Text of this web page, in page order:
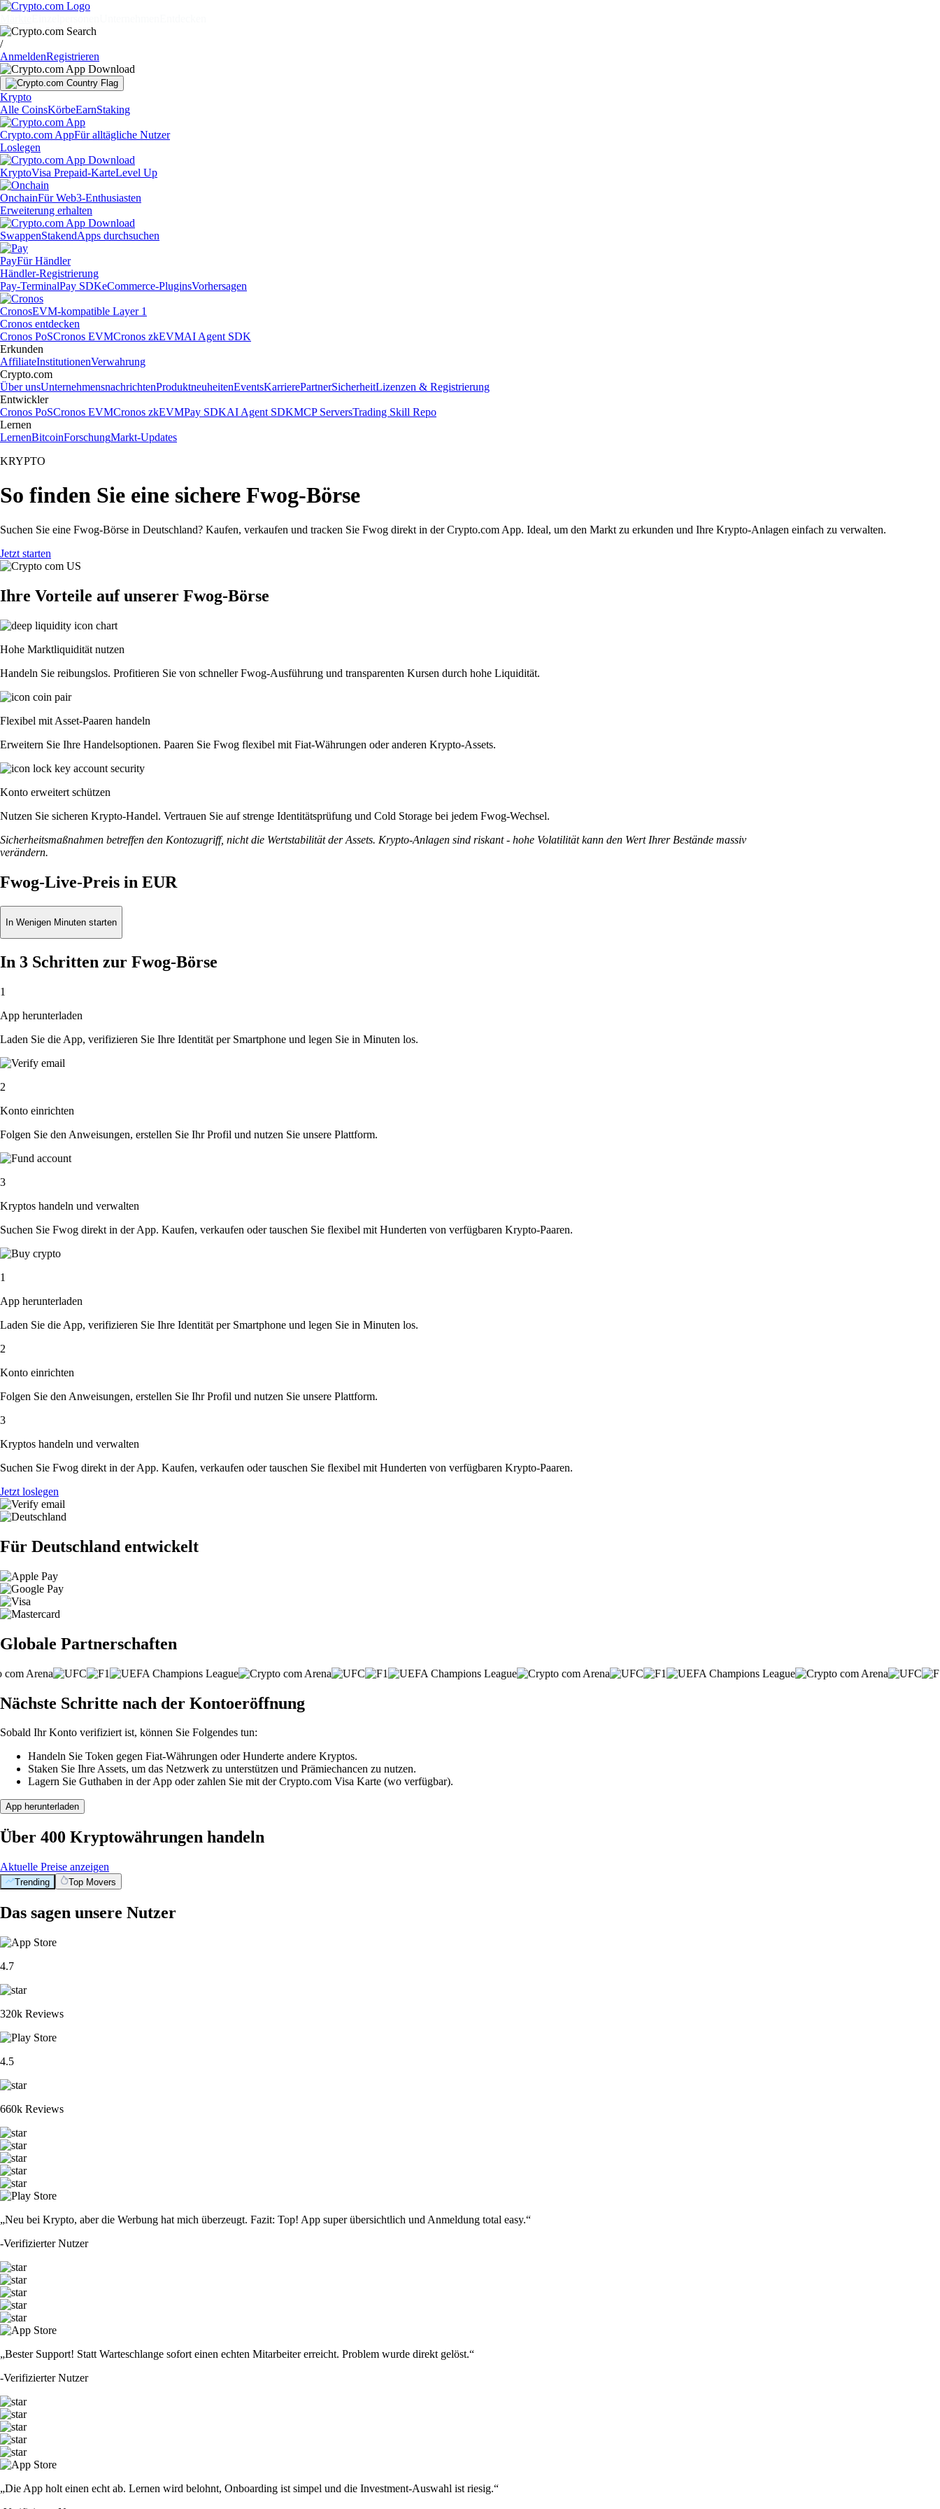
/
AnmeldenRegistrieren
Krypto
Alle CoinsKörbeEarnStaking
Crypto.com AppFür alltägliche Nutzer
Loslegen
KryptoVisa Prepaid-KarteLevel Up
OnchainFür Web3-Enthusiasten
Erweiterung erhalten
SwappenStakendApps durchsuchen
PayFür Händler
Händler-Registrierung
Pay-TerminalPay SDKeCommerce-PluginsVorhersagen
CronosEVM-kompatible Layer 1
Cronos entdecken
Cronos PoSCronos EVMCronos zkEVMAI Agent SDK
Erkunden
AffiliateInstitutionenVerwahrung
Crypto.com
Über unsUnternehmensnachrichtenProduktneuheitenEventsKarrierePartnerSicherheitLizenzen & Registrierung
Entwickler
Cronos PoSCronos EVMCronos zkEVMPay SDKAI Agent SDKMCP ServersTrading Skill Repo
Lernen
LernenBitcoinForschungMarkt-Updates
KRYPTO
So finden Sie eine sichere Fwog-Börse
Suchen Sie eine Fwog-Börse in Deutschland? Kaufen, verkaufen und tracken Sie Fwog direkt in der Crypto.com App. Ideal, um den Markt zu erkunden und Ihre Krypto-Anlagen einfach zu verwalten.
Jetzt starten
Ihre Vorteile auf unserer Fwog-Börse
Hohe Marktliquidität nutzen
Handeln Sie reibungslos. Profitieren Sie von schneller Fwog-Ausführung und transparenten Kursen durch hohe Liquidität.
Flexibel mit Asset-Paaren handeln
Erweitern Sie Ihre Handelsoptionen. Paaren Sie Fwog flexibel mit Fiat-Währungen oder anderen Krypto-Assets.
Konto erweitert schützen
Nutzen Sie sicheren Krypto-Handel. Vertrauen Sie auf strenge Identitätsprüfung und Cold Storage bei jedem Fwog-Wechsel.
Sicherheitsmaßnahmen betreffen den Kontozugriff, nicht die Wertstabilität der Assets. Krypto-Anlagen sind riskant - hohe Volatilität kann den Wert Ihrer Bestände massiv
verändern.
Fwog-Live-Preis in EUR
In Wenigen Minuten starten
In 3 Schritten zur Fwog-Börse
1
App herunterladen
Laden Sie die App, verifizieren Sie Ihre Identität per Smartphone und legen Sie in Minuten los.
2
Konto einrichten
Folgen Sie den Anweisungen, erstellen Sie Ihr Profil und nutzen Sie unsere Plattform.
3
Kryptos handeln und verwalten
Suchen Sie Fwog direkt in der App. Kaufen, verkaufen oder tauschen Sie flexibel mit Hunderten von verfügbaren Krypto-Paaren.
1
App herunterladen
Laden Sie die App, verifizieren Sie Ihre Identität per Smartphone und legen Sie in Minuten los.
2
Konto einrichten
Folgen Sie den Anweisungen, erstellen Sie Ihr Profil und nutzen Sie unsere Plattform.
3
Kryptos handeln und verwalten
Suchen Sie Fwog direkt in der App. Kaufen, verkaufen oder tauschen Sie flexibel mit Hunderten von verfügbaren Krypto-Paaren.
Jetzt loslegen
Für Deutschland entwickelt
Globale Partnerschaften
Nächste Schritte nach der Kontoeröffnung
Sobald Ihr Konto verifiziert ist, können Sie Folgendes tun:
Handeln Sie Token gegen Fiat-Währungen oder Hunderte andere Kryptos.
Staken Sie Ihre Assets, um das Netzwerk zu unterstützen und Prämiechancen zu nutzen.
Lagern Sie Guthaben in der App oder zahlen Sie mit der Crypto.com Visa Karte (wo verfügbar).
App herunterladen
Über 400 Kryptowährungen handeln
Aktuelle Preise anzeigen
Trending Top Movers
Das sagen unsere Nutzer
4.7
320k Reviews
4.5
660k Reviews
„Neu bei Krypto, aber die Werbung hat mich überzeugt. Fazit: Top! App super übersichtlich und Anmeldung total easy.“
-Verifizierter Nutzer
„Bester Support! Statt Warteschlange sofort einen echten Mitarbeiter erreicht. Problem wurde direkt gelöst.“
-Verifizierter Nutzer
„Die App holt einen echt ab. Lernen wird belohnt, Onboarding ist simpel und die Investment-Auswahl ist riesig.“